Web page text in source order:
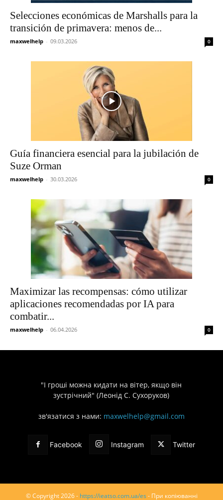
Selecciones económicas de Marshalls para la
transición de primavera: menos de...
maxwelhelp - 09.03.2026 0
Guía financiera esencial para la jubilación de
Suze Orman
maxwelhelp - 30.03.2026 0
Maximizar las recompensas: cómo utilizar
aplicaciones recomendadas por IA para
combatir...
maxwelhelp - 06.04.2026 0
"І гроші можна кидати на вітер, якщо він
зустрічний" (Леонід С. Сухоруков)
зв'язатися з нами: maxwelhelp@gmail.com
Facebook Instagram Twitter
© Copyright 2026 - https://ieatso.com.ua/es - При копіюванні